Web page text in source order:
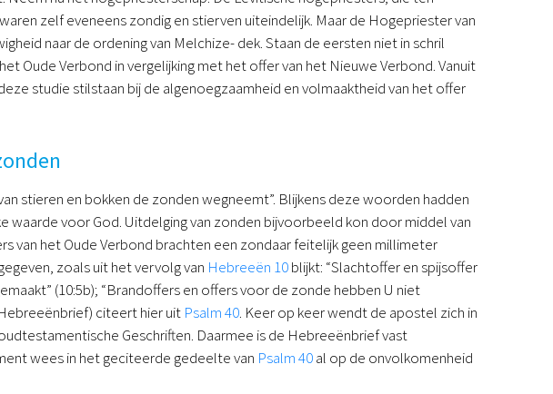
zelf eveneens zondig en stierven uiteindelijk. Maar de Hogepriester van
naar de ordening van Melchize- dek. Staan de eersten niet in schril
Oude Verbond in vergelijking met het offer van het Nieuwe Verbond. Vanuit
studie stilstaan bij de algenoegzaamheid en volmaaktheid van het offer
stieren en bokken de zonden wegneemt”. Blijkens deze woorden hadden
waarde voor God. Uitdelging van zonden bijvoorbeeld kon door middel van
van het Oude Verbond brachten een zondaar feitelijk geen millimeter
zoals uit het vervolg van Hebreeën 10blijkt: “Slachtoffer en spijsoffer
(10:5b); “Brandoffers en offers voor de zonde hebben U niet
Hebreeënbrief) citeert hier uit Psalm 40. Keer op keer wendt de apostel zich in
Geschriften. Daarmee is de Hebreeënbrief vast
wees in het geciteerde gedeelte van Psalm 40al op de onvolkomenheid
Podcast
Magazine
Digitale nieuwsbrief
Agenda
Over ons
Onze visie
Geschiedenis
Actueel
ANBI
Veelgestelde vragen
Contact
Doneren